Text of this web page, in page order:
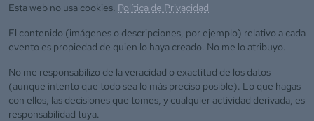
Esta web no usa cookies. Política de Privacidad
El contenido (imágenes o descripciones, por ejemplo) relativo a cada
evento es propiedad de quien lo haya creado. No me lo atribuyo.
No me responsabilizo de la veracidad o exactitud de los datos
(aunque intento que todo sea lo más preciso posible). Lo que hagas
con ellos, las decisiones que tomes, y cualquier actividad derivada, es
responsabilidad tuya.